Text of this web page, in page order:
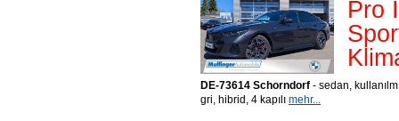
Pro
DE-73614 Schorndorf - sedan,
gri, hibrid, 4 kapılı mehr...